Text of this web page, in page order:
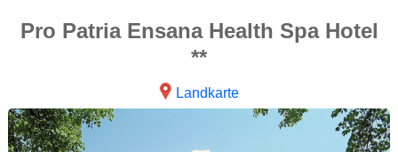
Pro Patria Ensana Health Spa Hotel
**
Landkarte